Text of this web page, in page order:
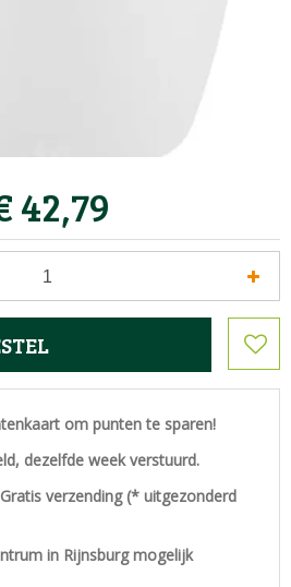
42,79
om punten te sparen!
dezelfde week verstuurd.
verzending (* uitgezonderd
in Rijnsburg mogelijk